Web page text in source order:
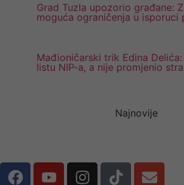
Najnovije
Grad Tuzla upozorio građane:
moguća ograničenja u isporuci
Mađioničarski trik Edina
listu NIP-a, a nije promjenio